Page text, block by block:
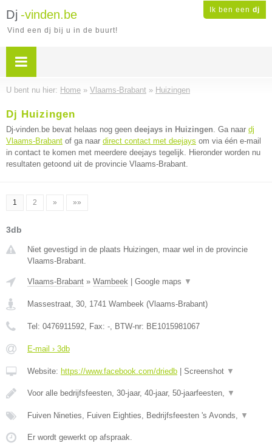
Ik ben een dj
Dj -vinden.be
Vind een dj bij u in de buurt!
U bent nu hier: Home » Vlaams-Brabant » Huizingen
Dj Huizingen
Dj-vinden.be bevat helaas nog geen deejays in Huizingen. Ga naar dj
Vlaams-Brabant of ga naar direct contact met deejays om via één e-mail
in contact te komen met meerdere deejays tegelijk. Hieronder worden nu
resultaten getoond uit de provincie Vlaams-Brabant.
1 2 » »»
3db
Niet gevestigd in de plaats Huizingen, maar wel in de provincie
Vlaams-Brabant.
Vlaams-Brabant » Wambeek Google maps ▼
Massestraat, 30, 1741 Wambeek (Vlaams-Brabant)
Tel: 0476911592, Fax: -, BTW-nr: BE1015981067
E-mail › 3db
Website: https://www.facebook.com/driedb Screenshot ▼
Voor alle bedrijfsfeesten, 30-jaar, 40-jaar, 50-jaarfeesten, ▼
Fuiven Nineties, Fuiven Eighties, Bedrijfsfeesten 's Avonds, ▼
Er wordt gewerkt op afspraak.